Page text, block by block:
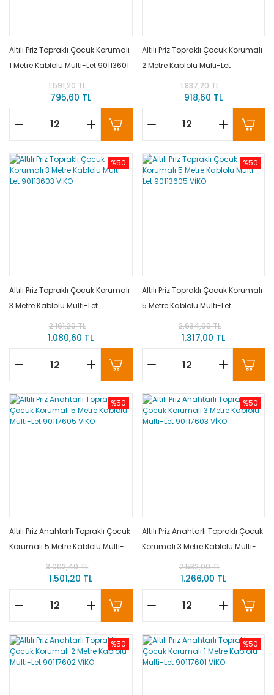
Altılı Priz Topraklı Çocuk Korumalı
1 Metre Kablolu Multi-Let 90113601
1.591,20 TL
795,60 TL
Altılı Priz Topraklı Çocuk Korumalı
2 Metre Kablolu Multi-Let
90113602 VİKO1.837,20 TL
918,60 TL
%50
Altılı Priz Topraklı Çocuk Korumalı
3 Metre Kablolu Multi-Let
90113603 VİKO2.161,20 TL
1.080,60 TL
%50
Altılı Priz Topraklı Çocuk Korumalı
5 Metre Kablolu Multi-Let
90113605 VİKO2.634,00 TL
1.317,00 TL
%50
Altılı Priz Anahtarlı Topraklı Çocuk
Korumalı 5 Metre Kablolu Multi-
Let 90117605 VİKO
3.002,40 TL
1.501,20 TL
%50
Altılı Priz Anahtarlı Topraklı Çocuk
Korumalı 3 Metre Kablolu Multi-
Let 90117603 VİKO
2.532,00 TL
1.266,00 TL
%50 %50